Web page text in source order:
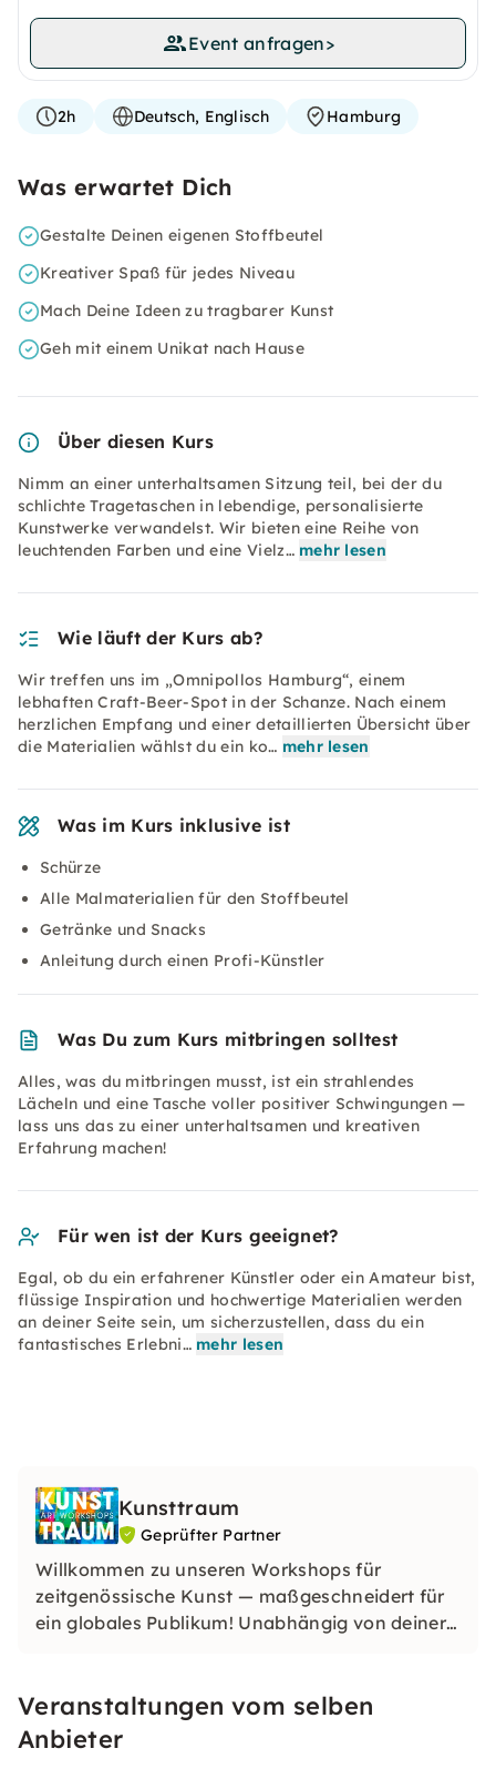
Event anfragen>
2h Deutsch, Englisch Hamburg
Was erwartet Dich
Gestalte Deinen eigenen Stoffbeutel
Kreativer Spaß für jedes Niveau
Mach Deine Ideen zu tragbarer Kunst
Geh mit einem Unikat nach Hause
Über diesen Kurs
Nimm an einer unterhaltsamen Sitzung teil, bei der du
schlichte Tragetaschen in lebendige, personalisierte
Kunstwerke verwandelst. Wir bieten eine Reihe von
leuchtenden Farben und eine Vielz… mehr lesen
Wie läuft der Kurs ab?
Wir treffen uns im „Omnipollos Hamburg“, einem
lebhaften Craft-Beer-Spot in der Schanze. Nach einem
herzlichen Empfang und einer detaillierten Übersicht über
die Materialien wählst du ein ko… mehr lesen
Was im Kurs inklusive ist
Schürze
Alle Malmaterialien für den Stoffbeutel
Getränke und Snacks
Anleitung durch einen Profi-Künstler
Was Du zum Kurs mitbringen solltest
Alles, was du mitbringen musst, ist ein strahlendes
Lächeln und eine Tasche voller positiver Schwingungen —
lass uns das zu einer unterhaltsamen und kreativen
Erfahrung machen!
Für wen ist der Kurs geeignet?
Egal, ob du ein erfahrener Künstler oder ein Amateur bist,
flüssige Inspiration und hochwertige Materialien werden
an deiner Seite sein, um sicherzustellen, dass du ein
fantastisches Erlebni… mehr lesen
Kunsttraum
Geprüfter Partner
Willkommen zu unseren Workshops für
zeitgenössische Kunst — maßgeschneidert für
ein globales Publikum! Unabhängig von deiner
anzuregen und die vielfältige Kunstwelt im
pulsierenden Herzen Hamburgs zu feiern.
Begleite uns auf eine transformative
Veranstaltungen vom selben
Anbieter